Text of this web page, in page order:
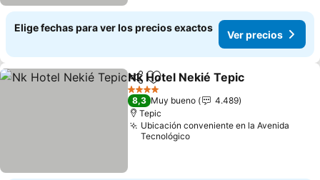
Elige fechas para ver los precios exactos
Ver precios
CompartirAgregar a favoritos
Nk Hotel Nekié Tepic
4 Estrellas
8,3 Muy bueno
4.489
Tepic
Ubicación conveniente en la Avenida
Tecnológico